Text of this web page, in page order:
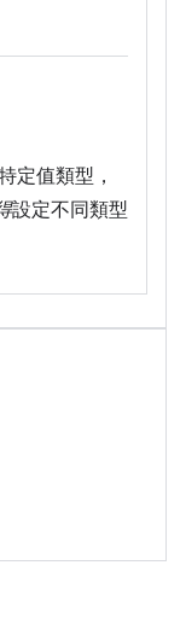
定值類型，
設定不同類型